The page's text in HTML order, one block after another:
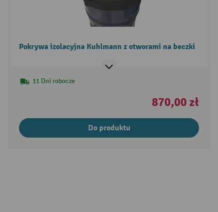
Pokrywa izolacyjna Kuhlmann z otworami na beczki
11 Dni robocze
870,00 zł
Do produktu